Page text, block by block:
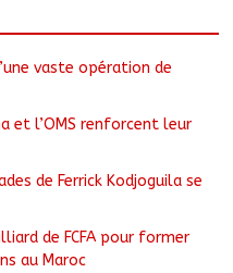
vaste opération de
et l’OMS renforcent leur
de Ferrick Kodjoguila se
de FCFA pour former
au Maroc